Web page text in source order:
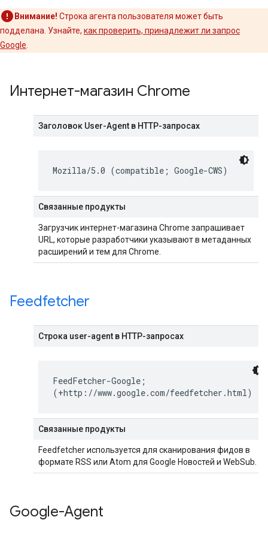
Внимание! Строка агента пользователя может быть
подделана. Узнайте, как проверить, принадлежит ли запрос
Google
Интернет-магазин Chrome
Заголовок User-Agent в HTTP-запросах
Mozilla/5.0 (compatible; Google-CWS)
Связанные продукты
Загрузчик интернет-магазина Chrome запрашивает
URL, которые разработчики указывают в метаданных
расширений и тем для Chrome.
Feedfetcher
Строка user-agent в HTTP-запросах
FeedFetcher-Google;
(+http://www.google.com/feedfetcher.html)
Связанные продукты
Feedfetcher используется для сканирования фидов в
формате RSS или Atom для Google Новостей и WebSub.
Google-Agent